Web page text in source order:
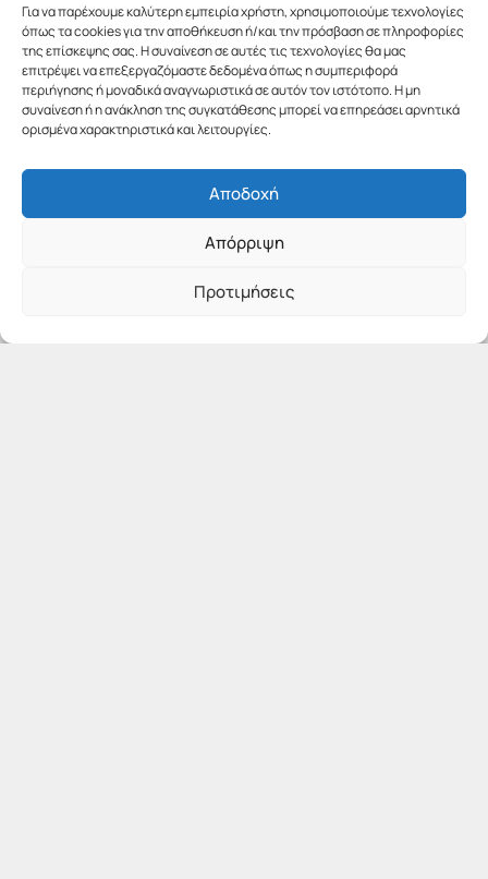
Για να παρέχουμε καλύτερη εμπειρία χρήστη, χρησιμοποιούμε τεχνολογίες
όπως τα cookies για την αποθήκευση ή/και την πρόσβαση σε πληροφορίες
της επίσκεψης σας. Η συναίνεση σε αυτές τις τεχνολογίες θα μας
επιτρέψει να επεξεργαζόμαστε δεδομένα όπως η συμπεριφορά
περιήγησης ή μοναδικά αναγνωριστικά σε αυτόν τον ιστότοπο. Η μη
συναίνεση ή η ανάκληση της συγκατάθεσης μπορεί να επηρεάσει αρνητικά
ορισμένα χαρακτηριστικά και λειτουργίες.
Αποδοχή
Απόρριψη
Προτιμήσεις